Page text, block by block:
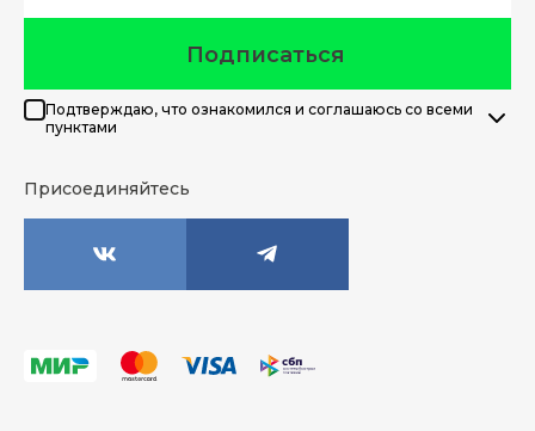
Подписаться
Подтверждаю, что ознакомился и соглашаюсь со всеми
пунктами
Присоединяйтесь